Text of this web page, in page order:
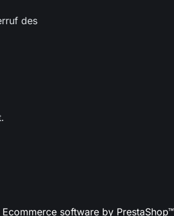
des
software by PrestaShop™